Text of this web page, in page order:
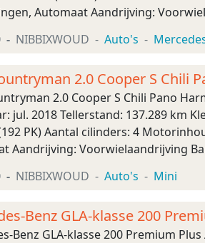
Automaat Aandrijving:
NIBBIXWOUD Auto's
2.0 Cooper S Chili
2.0 Cooper S Chili Pano
jul. 2018 Tellerstand: 137.289 km
PK) Aantal cilinders: 4
Aandrijving: Voorwielaandrijving
NIBBIXWOUD Auto's Mini
Benz GLA-klasse 200
Benz GLA-klasse 200 Premium